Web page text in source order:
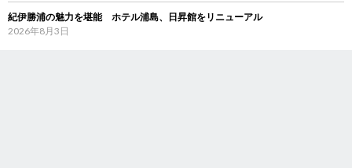
紀伊勝浦の魅力を堪能 ホテル浦島、日昇館をリニューアル
2026年8月3日